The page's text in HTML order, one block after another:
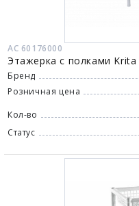
АС 60176000
Этажерка с полками
Бренд
Розничная цена
Кол-во
Статус